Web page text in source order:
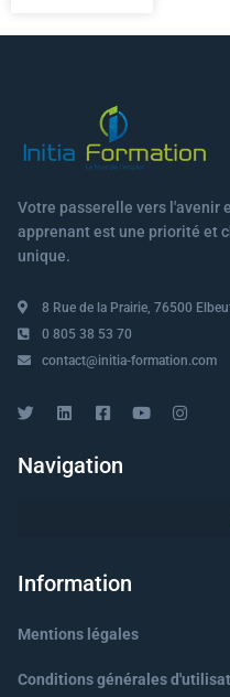
Votre passerelle vers l'avenir
apprenant est une priorité et
unique.
8 Rue de la Prairie, 76500
0 805 38 53 70
contact@initia-formation.com
Navigation
Information
Mentions légales
Conditions générales